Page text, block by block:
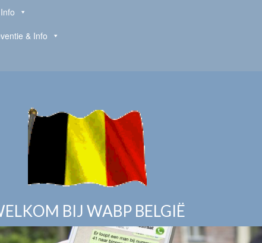
& Info
BIJ WABP BELGIË